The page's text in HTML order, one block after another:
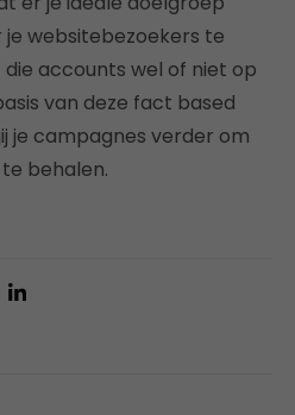
je websitebezoekers te
accounts wel of niet op
van deze fact based
je campagnes verder om
behalen.